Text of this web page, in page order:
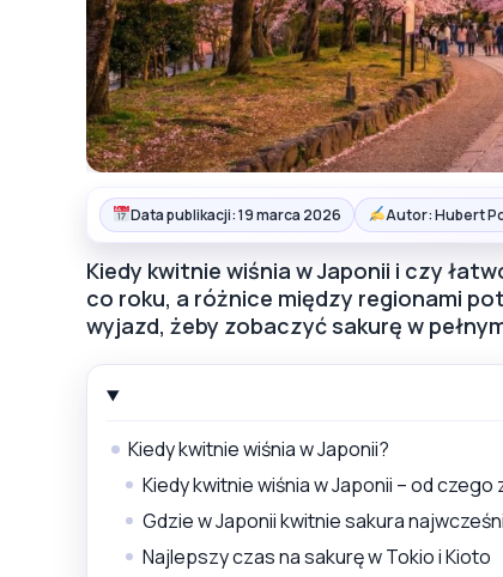
Data publikacji: 19 marca 2026 Autor: Hubert
Kiedy kwitnie wiśnia w Japonii i czy
co roku, a różnice między regionami
wyjazd, żeby zobaczyć sakurę w
Kiedy kwitnie wiśnia w Japonii?
Kiedy kwitnie wiśnia w Japonii – od czego
Gdzie w Japonii kwitnie sakura
Najlepszy czas na sakurę w Tokio i Kioto